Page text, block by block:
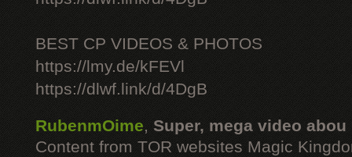
BEST CP VIDEOS & PHOTOS
https://lmy.de/kFEVl
https://dlwf.link/d/4DgB
RubenmOime, Super, mega video abou
Content from TOR websites Magic